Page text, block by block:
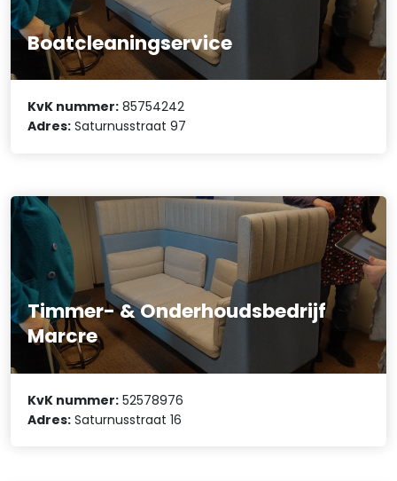
Boatcleaningservice
KvK nummer: 85754242
Adres: Saturnusstraat 97
Timmer- & Onderhoudsbedrijf
Marcre
KvK nummer: 52578976
Adres: Saturnusstraat 16